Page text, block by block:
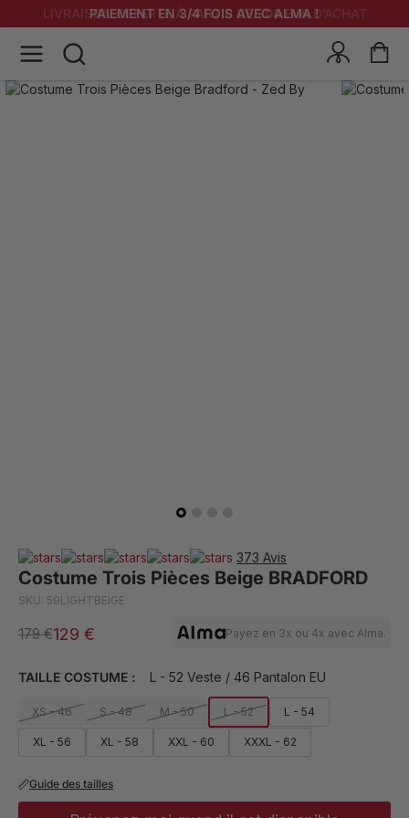
LIVRAISON OFFERTE À PARTIR DE 200 EUR D’ACHAT
PAIEMENT EN 3/4 FOIS AVEC ALMA !
373 Avis
Costume Trois Pièces Beige BRADFORD
SKU: 59LIGHTBEIGE
179 €129 € Payez en 3x ou 4x avec Alma.
TAILLE COSTUME : L - 52 Veste / 46 Pantalon EU
XS - 46 S - 48 M - 50 L - 52 L - 54
XL - 56 XL - 58 XXL - 60 XXXL - 62
Guide des tailles